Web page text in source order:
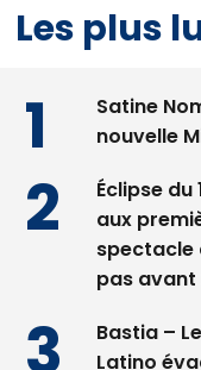
Les plus
Satine
nouvelle
Éclipse du
aux
spectacle
pas avant
Bastia –
Latino